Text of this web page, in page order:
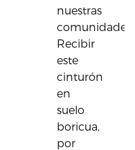
nuestras
comunidades.
Recibir
este
cinturón
en
suelo
boricua,
por